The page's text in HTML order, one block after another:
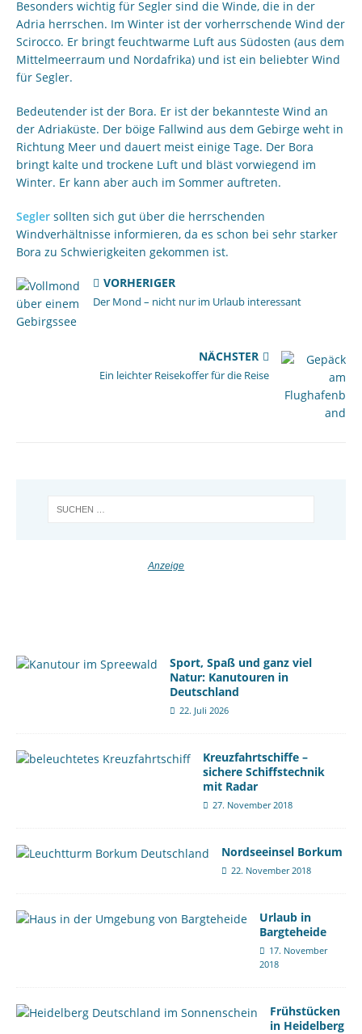
Besonders wichtig für Segler sind die Winde, die in der
Adria herrschen. Im Winter ist der vorherrschende Wind der
Scirocco. Er bringt feuchtwarme Luft aus Südosten (aus dem
Mittelmeerraum und Nordafrika) und ist ein beliebter Wind
für Segler.
Bedeutender ist der Bora. Er ist der bekannteste Wind an
der Adriaküste. Der böige Fallwind aus dem Gebirge weht in
Richtung Meer und dauert meist einige Tage. Der Bora
bringt kalte und trockene Luft und bläst vorwiegend im
Winter. Er kann aber auch im Sommer auftreten.
Segler sollten sich gut über die herrschenden
Windverhältnisse informieren, da es schon bei sehr starker
Bora zu Schwierigkeiten gekommen ist.
VORHERIGER
Der Mond – nicht nur im Urlaub interessant
NÄCHSTER
Ein leichter Reisekoffer für die Reise
Sport, Spaß und ganz viel
Natur: Kanutouren in
Deutschland
22. Juli 2026
Kreuzfahrtschiffe –
sichere Schiffstechnik
mit Radar
27. November 2018
Nordseeinsel Borkum
22. November 2018
Urlaub in
Bargteheide
17. November
2018
Frühstücken
in Heidelberg